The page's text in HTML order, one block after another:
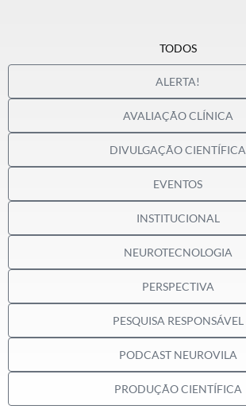
ALERTA!
AVALIAÇÃO CLÍNICA
DIVULGAÇÃO CIENTÍFICA
EVENTOS
INSTITUCIONAL
NEUROTECNOLOGIA
PERSPECTIVA
PESQUISA RESPONSÁVEL
PODCAST NEUROVILA
PRODUÇÃO CIENTÍFICA
TODOS